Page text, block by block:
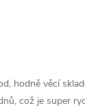
hodně věcí
což je super